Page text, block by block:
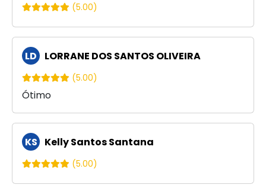
(5.00)
LD LORRANE DOS SANTOS OLIVEIRA
(5.00)
Ótimo
KS Kelly Santos Santana
(5.00)